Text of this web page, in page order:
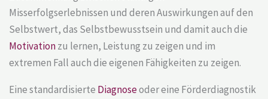
Misserfolgserlebnissen und deren Auswirkungen auf den
Selbstwert, das Selbstbewusstsein und damit auch die
Motivationzu lernen, Leistung zu zeigen und im
extremen Fall auch die eigenen Fähigkeiten zu zeigen.
Eine standardisierte Diagnoseoder eine Förderdiagnostik